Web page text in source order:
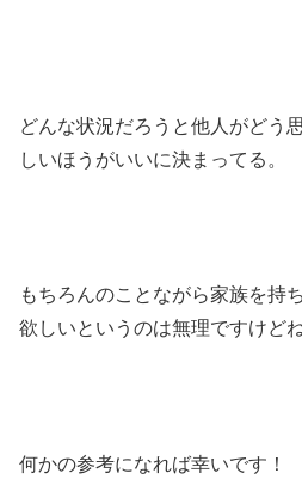
どんな状況だろうと他人がどう
しいほうがいいに決まってる。
もちろんのことながら家族を持
欲しいというのは無理ですけどね
何かの参考になれば幸いです！